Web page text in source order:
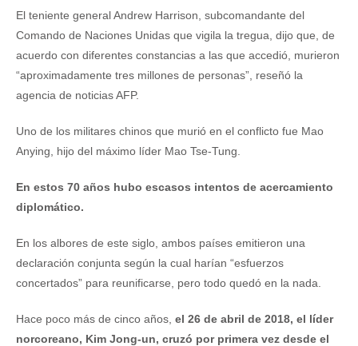
El teniente general Andrew Harrison, subcomandante del
Comando de Naciones Unidas que vigila la tregua, dijo que, de
acuerdo con diferentes constancias a las que accedió, murieron
“aproximadamente tres millones de personas”, reseñó la
agencia de noticias AFP.
Uno de los militares chinos que murió en el conflicto fue Mao
Anying, hijo del máximo líder Mao Tse-Tung.
En estos 70 años hubo escasos intentos de acercamiento
diplomático.
En los albores de este siglo, ambos países emitieron una
declaración conjunta según la cual harían “esfuerzos
concertados” para reunificarse, pero todo quedó en la nada.
Hace poco más de cinco años, el 26 de abril de 2018, el líder
norcoreano, Kim Jong-un, cruzó por primera vez desde el